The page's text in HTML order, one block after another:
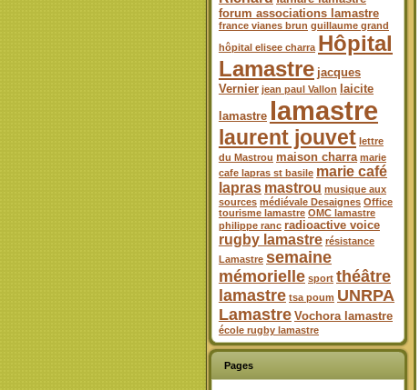
forum associations lamastre
france vianes brun guillaume grand
hôpital elisee charra Hôpital
Lamastre jacques
Vernier jean paul Vallon
laicite
lamastre lamastre
laurent jouvet lettre
du Mastrou maison charra marie
cafe lapras st basile marie café
lapras mastrou musique aux
sources médiévale Desaignes Office
tourisme lamastre OMC lamastre
philippe ranc radioactive voice
rugby lamastre résistance
Lamastre semaine
mémorielle sport théâtre
lamastre tsa poum UNRPA
Lamastre Vochora lamastre
école rugby lamastre
Pages